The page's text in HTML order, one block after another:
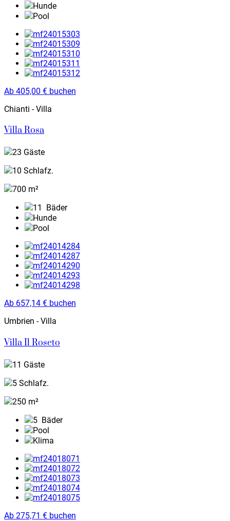
Hunde
Pool
Ab 405,00 € buchen
Chianti - Villa
Villa Rosa
23 Gäste
10 Schlafz.
700 m²
11
Bäder
Hunde
Pool
Ab 657,14 € buchen
Umbrien - Villa
Villa Il Roseto
11 Gäste
5 Schlafz.
250 m²
5 Bäder
Pool
Klima
Ab 275,71 € buchen